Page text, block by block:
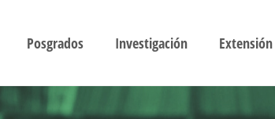
Posgrados Investigación Extensión